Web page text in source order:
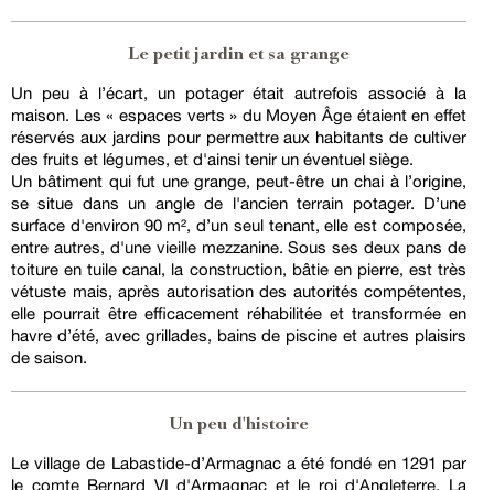
Le petit jardin et sa grange
Un peu à l’écart, un potager était autrefois associé à la
maison. Les « espaces verts » du Moyen Âge étaient en effet
réservés aux jardins pour permettre aux habitants de cultiver
des fruits et légumes, et d'ainsi tenir un éventuel siège.
Un bâtiment qui fut une grange, peut-être un chai à l’origine,
se situe dans un angle de l'ancien terrain potager. D’une
surface d'environ 90 m², d’un seul tenant, elle est composée,
entre autres, d'une vieille mezzanine. Sous ses deux pans de
toiture en tuile canal, la construction, bâtie en pierre, est très
vétuste mais, après autorisation des autorités compétentes,
elle pourrait être efficacement réhabilitée et transformée en
havre d’été, avec grillades, bains de piscine et autres plaisirs
de saison.
Un peu d'histoire
Le village de Labastide-d’Armagnac a été fondé en 1291 par
le comte Bernard VI d'Armagnac et le roi d'Angleterre. La